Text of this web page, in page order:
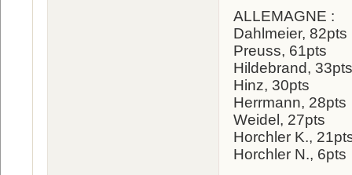
ALLEMAGNE :
Dahlmeier, 82pts
Preuss, 61pts
Hildebrand, 33pts
Hinz, 30pts
Herrmann, 28pts
Weidel, 27pts
Horchler K.,
Horchler N., 6pts